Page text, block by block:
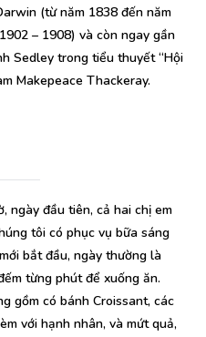
(từ năm 1838 đến năm
– 1908) và còn ngay gần
Sedley trong tiểu thuyết “Hội
Makepeace Thackeray.
ngày đầu tiên, cả hai chị em
tôi có phục vụ bữa sáng
bắt đầu, ngày thường là
từng phút để xuống ăn.
gồm có bánh Croissant, các
với hạnh nhân, và mứt quả,